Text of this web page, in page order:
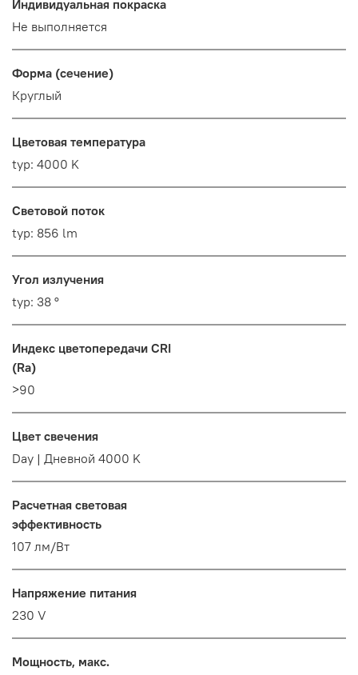
Индивидуальная покраска
Не выполняется
Форма (сечение)
Круглый
Цветовая температура
typ: 4000 K
Световой поток
typ: 856 lm
Угол излучения
typ: 38 °
Индекс цветопередачи CRI
(Ra)
>90
Цвет свечения
Day | Дневной 4000 K
Расчетная световая
эффективность
107 лм/Вт
Напряжение питания
230 V
Мощность, макс.